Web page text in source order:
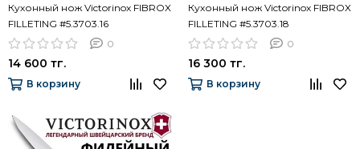
Кухонный нож Victorinox FIBROX
FILLETING #5.3703.16
0
14 600 тг.
В корзину
Кухонный нож Victorinox FIBROX
FILLETING #5.3703.18
0
16 300 тг.
В корзину